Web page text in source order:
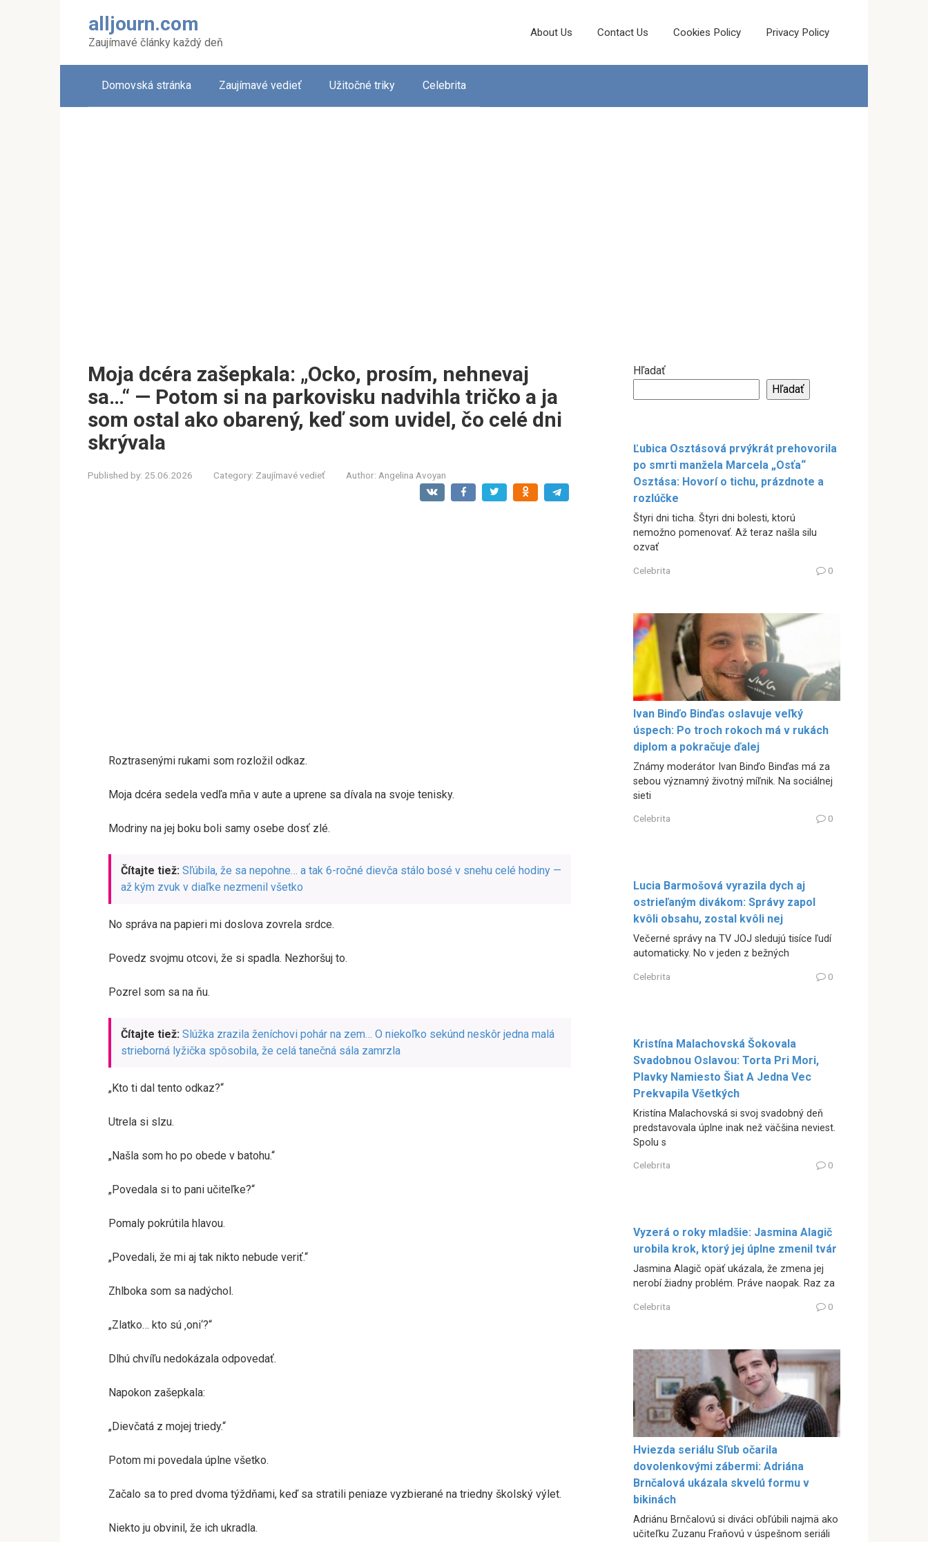
alljourn.com
Zaujímavé články každý deň
About Us Contact Us Cookies Policy Privacy Policy
Domovská stránka Zaujímavé vedieť Užitočné triky Celebrita
Moja dcéra zašepkala: „Ocko, prosím, nehnevaj
sa…“ — Potom si na parkovisku nadvihla tričko a ja
som ostal ako obarený, keď som uvidel, čo celé dni
skrývala
Published by: 25.06.2026 Category: Zaujímavé vedieť Author: Angelina Avoyan
Roztrasenými rukami som rozložil odkaz.
Moja dcéra sedela vedľa mňa v aute a uprene sa dívala na svoje tenisky.
Modriny na jej boku boli samy osebe dosť zlé.
Čítajte tiež: Sľúbila, že sa nepohne… a tak 6-ročné dievča stálo bosé v snehu celé hodiny —
až kým zvuk v diaľke nezmenil všetko
No správa na papieri mi doslova zovrela srdce.
Povedz svojmu otcovi, že si spadla. Nezhoršuj to.
Pozrel som sa na ňu.
Čítajte tiež: Slúžka zrazila ženíchovi pohár na zem… O niekoľko sekúnd neskôr jedna malá
strieborná lyžička spôsobila, že celá tanečná sála zamrzla
„Kto ti dal tento odkaz?“
Utrela si slzu.
„Našla som ho po obede v batohu.“
„Povedala si to pani učiteľke?“
Pomaly pokrútila hlavou.
„Povedali, že mi aj tak nikto nebude veriť.“
Zhlboka som sa nadýchol.
„Zlatko… kto sú ‚oni‘?“
Dlhú chvíľu nedokázala odpovedať.
Napokon zašepkala:
„Dievčatá z mojej triedy.“
Potom mi povedala úplne všetko.
Začalo sa to pred dvoma týždňami, keď sa stratili peniaze vyzbierané na triedny školský výlet.
Niekto ju obvinil, že ich ukradla.
Hľadať
Hľadať
Ľubica Osztásová prvýkrát prehovorila
po smrti manžela Marcela „Osťa“
Osztása: Hovorí o tichu, prázdnote a
rozlúčke
Štyri dni ticha. Štyri dni bolesti, ktorú
nemožno pomenovať. Až teraz našla silu
ozvať
Celebrita 0
Ivan Binďo Binďas oslavuje veľký
úspech: Po troch rokoch má v rukách
diplom a pokračuje ďalej
Známy moderátor Ivan Binďo Binďas má za
sebou významný životný míľnik. Na sociálnej
sieti
Celebrita 0
Lucia Barmošová vyrazila dych aj
ostrieľaným divákom: Správy zapol
kvôli obsahu, zostal kvôli nej
Večerné správy na TV JOJ sledujú tisíce ľudí
automaticky. No v jeden z bežných
Celebrita 0
Kristína Malachovská Šokovala
Svadobnou Oslavou: Torta Pri Mori,
Plavky Namiesto Šiat A Jedna Vec
Prekvapila Všetkých
Kristína Malachovská si svoj svadobný deň
predstavovala úplne inak než väčšina neviest.
Spolu s
Celebrita 0
Vyzerá o roky mladšie: Jasmina Alagič
urobila krok, ktorý jej úplne zmenil tvár
Jasmina Alagič opäť ukázala, že zmena jej
nerobí žiadny problém. Práve naopak. Raz za
Celebrita 0
Hviezda seriálu Sľub očarila
dovolenkovými zábermi: Adriána
Brnčalová ukázala skvelú formu v
bikinách
Adriánu Brnčalovú si diváci obľúbili najmä ako
učiteľku Zuzanu Fraňovú v úspešnom seriáli